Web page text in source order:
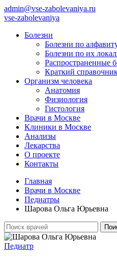
admin@vse-zabolevaniya.ru
vse-zabolevaniya
Болезни
Болезни по
Болезни по их
Распространенные
Краткий
Организм человека
Анатомия
Физиология
Гистология
Врачи в Москве
Клиники в Москве
Анализы
Лекарства
О проекте
Контакты
Главная
Врачи в Москве
Педиатры
Шарова Ольга Юрьевна
Педиатр